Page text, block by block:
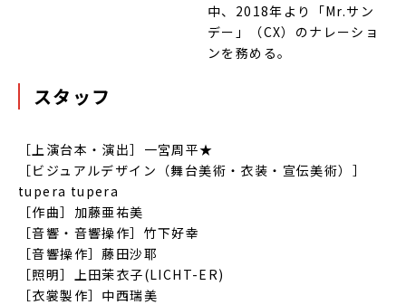
中、2018年より「Mr.サン
デー」（CX）のナレーショ
ンを務める。
スタッフ
［上演台本・演出］一宮周平★
［ビジュアルデザイン（舞台美術・衣装・宣伝美術）］
tupera tupera
［作曲］加藤亜祐美
［音響・音響操作］竹下好幸
［音響操作］藤田沙耶
［照明］上田茉衣子(LICHT-ER)
［衣裳製作］中西瑞美